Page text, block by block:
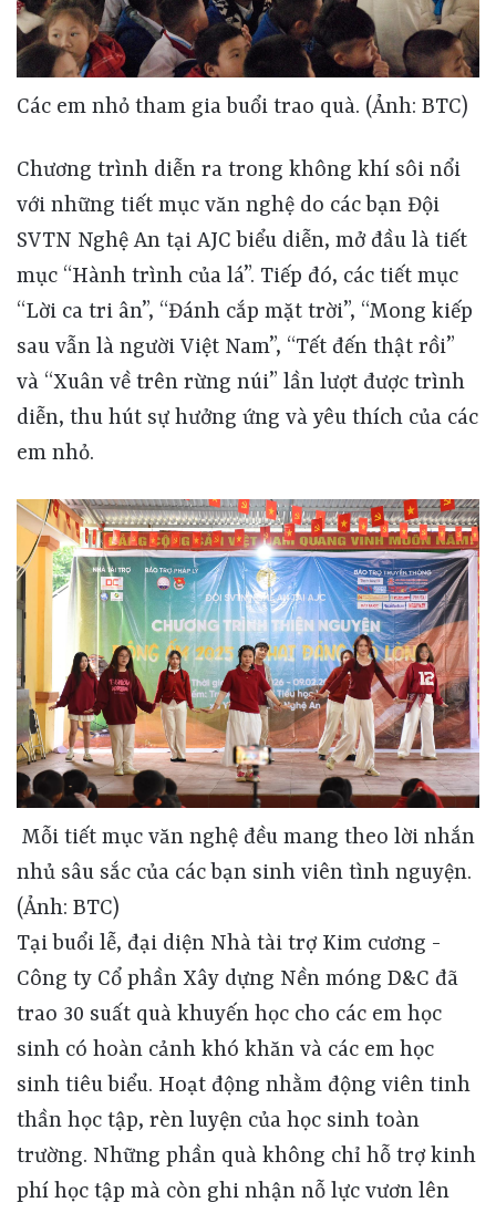
Các em nhỏ tham gia buổi trao quà. (Ảnh: BTC)
Chương trình diễn ra trong không khí sôi nổi
với những tiết mục văn nghệ do các bạn Đội
SVTN Nghệ An tại AJC biểu diễn, mở đầu là tiết
mục “Hành trình của lá”. Tiếp đó, các tiết mục
“Lời ca tri ân”, “Đánh cắp mặt trời”, “Mong kiếp
sau vẫn là người Việt Nam”, “Tết đến thật rồi”
và “Xuân về trên rừng núi” lần lượt được trình
diễn, thu hút sự hưởng ứng và yêu thích của các
em nhỏ.
Mỗi tiết mục văn nghệ đều mang theo lời nhắn
nhủ sâu sắc của các bạn sinh viên tình nguyện.
(Ảnh: BTC)
Tại buổi lễ, đại diện Nhà tài trợ Kim cương -
Công ty Cổ phần Xây dựng Nền móng D&C đã
trao 30 suất quà khuyến học cho các em học
sinh có hoàn cảnh khó khăn và các em học
sinh tiêu biểu. Hoạt động nhằm động viên tinh
thần học tập, rèn luyện của học sinh toàn
trường. Những phần quà không chỉ hỗ trợ kinh
phí học tập mà còn ghi nhận nỗ lực vươn lên